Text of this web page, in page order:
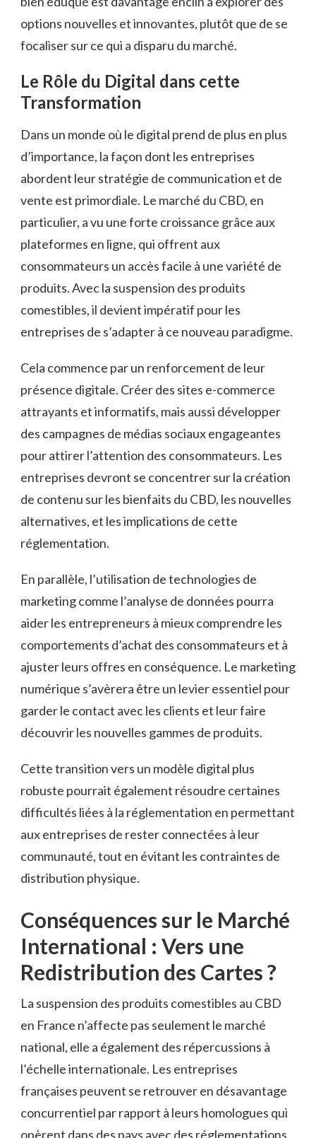
options nouvelles et innovantes, plutôt que de se
focaliser sur ce qui a disparu du marché.
Le Rôle du Digital dans cette
Transformation
Dans un monde où le digital prend de plus en plus
d’importance, la façon dont les entreprises
abordent leur stratégie de communication et de
vente est primordiale. Le marché du CBD, en
particulier, a vu une forte croissance grâce aux
plateformes en ligne, qui offrent aux
consommateurs un accès facile à une variété de
produits. Avec la suspension des produits
comestibles, il devient impératif pour les
entreprises de s’adapter à ce nouveau paradigme.
Cela commence par un renforcement de leur
présence digitale. Créer des sites e-commerce
attrayants et informatifs, mais aussi développer
des campagnes de médias sociaux engageantes
pour attirer l’attention des consommateurs. Les
entreprises devront se concentrer sur la création
de contenu sur les bienfaits du CBD, les nouvelles
alternatives, et les implications de cette
réglementation.
En parallèle, l’utilisation de technologies de
marketing comme l’analyse de données pourra
aider les entrepreneurs à mieux comprendre les
comportements d’achat des consommateurs et à
ajuster leurs offres en conséquence. Le marketing
numérique s’avèrera être un levier essentiel pour
garder le contact avec les clients et leur faire
découvrir les nouvelles gammes de produits.
Cette transition vers un modèle digital plus
robuste pourrait également résoudre certaines
difficultés liées à la réglementation en permettant
aux entreprises de rester connectées à leur
communauté, tout en évitant les contraintes de
distribution physique.
Conséquences sur le Marché
International : Vers une
Redistribution des Cartes ?
La suspension des produits comestibles au CBD
en France n’affecte pas seulement le marché
national, elle a également des répercussions à
l’échelle internationale. Les entreprises
françaises peuvent se retrouver en désavantage
concurrentiel par rapport à leurs homologues qui
opèrent dans des pays avec des réglementations